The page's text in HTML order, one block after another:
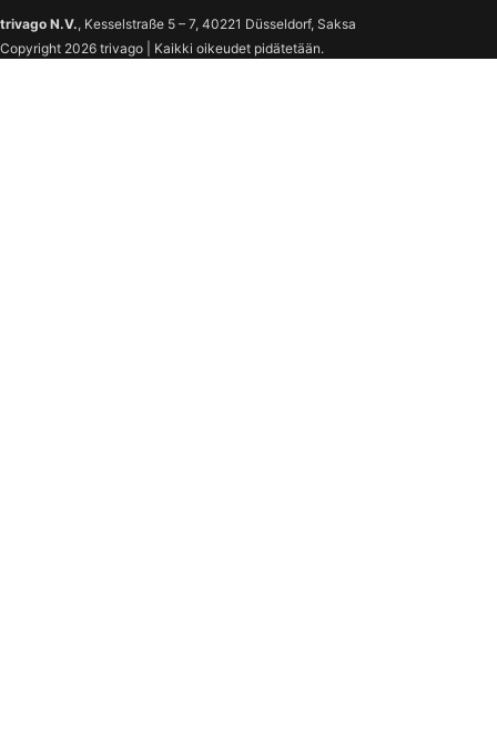
trivago N.V., Kesselstraße 5 – 7, 40221 Düsseldorf, Saksa
Copyright 2026 trivago | Kaikki oikeudet pidätetään.